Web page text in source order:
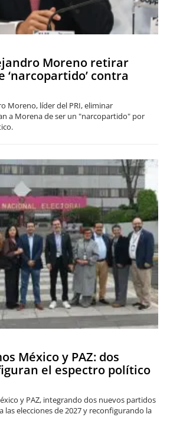
Moreno retirar
‘narcopartido’ contra
Moreno, líder del PRI, eliminar
a Morena de ser un "narcopartido" por
México y PAZ: dos
el espectro político
y PAZ, integrando dos nuevos partidos
las elecciones de 2027 y reconfigurando la